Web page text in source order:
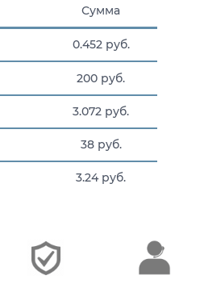
Сумма
0.452 руб.
200 руб.
3.072 руб.
38 руб.
3.24 руб.